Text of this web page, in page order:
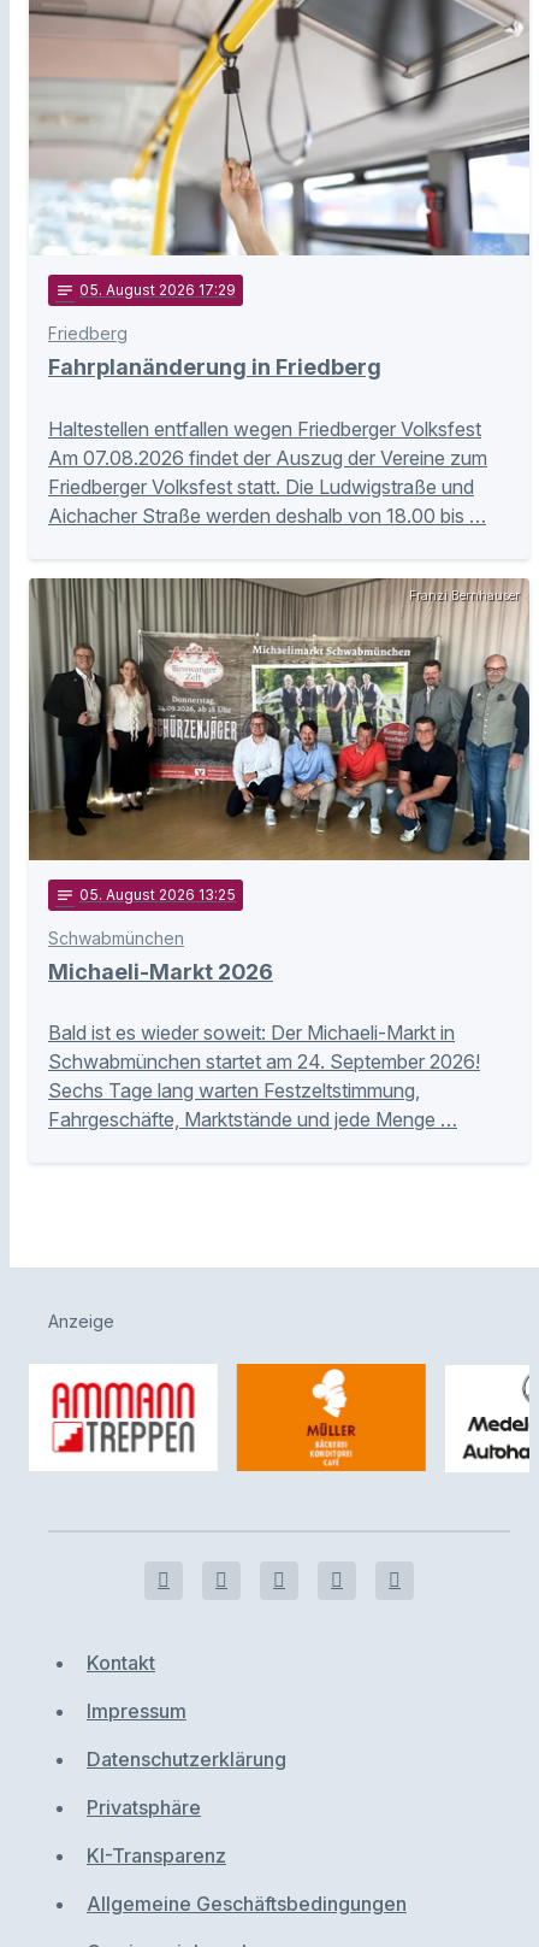
notes 05. August 2026 17:29
Friedberg
Fahrplanänderung in Friedberg
Haltestellen entfallen wegen Friedberger Volksfest
Am 07.08.2026 findet der Auszug der Vereine zum
Friedberger Volksfest statt. Die Ludwigstraße und
Aichacher Straße werden deshalb von 18.00 bis …
Franzi Bernhauser
notes 05. August 2026 13:25
Schwabmünchen
Michaeli-Markt 2026
Bald ist es wieder soweit: Der Michaeli-Markt in
Schwabmünchen startet am 24. September 2026!
Sechs Tage lang warten Festzeltstimmung,
Fahrgeschäfte, Marktstände und jede Menge …
Anzeige
Kontakt
Impressum
Datenschutzerklärung
Privatsphäre
KI-Transparenz
Allgemeine Geschäftsbedingungen